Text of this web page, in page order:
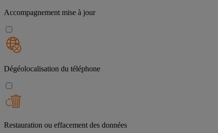
Accompagnement mise à jour
Dégéolocalisation du téléphone
Restauration ou effacement des données